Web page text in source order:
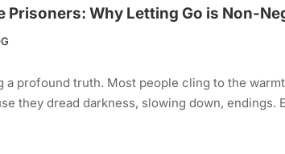
Prisoners: Why Letting Go is Non-
profound truth. Most people cling to the
they dread darkness, slowing down, endings.